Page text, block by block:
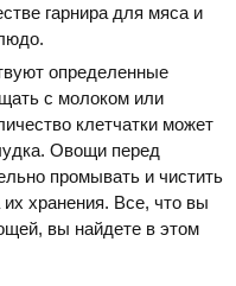
гарнира для мяса и
определенные
с молоком или
клетчатки может
Овощи перед
промывать и чистить
хранения. Все, что вы
вы найдете в этом